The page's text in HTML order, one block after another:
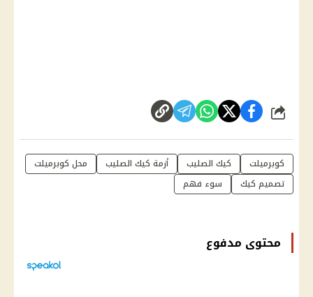
شارك
كوبرميلت كيك الصليب أزمة كيك الصليب
محل كوبرميلت
تصميم كيك
سوء فهم
محتوى مدفوع